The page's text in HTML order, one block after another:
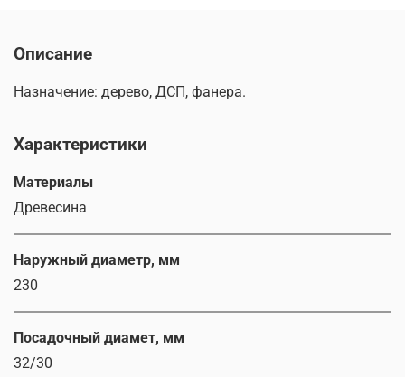
Описание
Назначение: дерево, ДСП, фанера.
Характеристики
Материалы
Древесина
Наружный диаметр, мм
230
Посадочный диамет, мм
32/30